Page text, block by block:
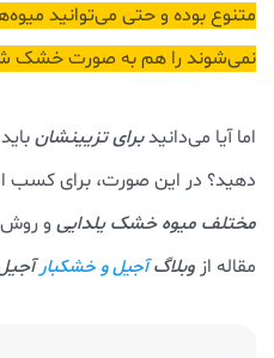
متنوع بوده و حتی می‌توانید
نمی‌شوند را هم به صورت خشک
اما آیا می‌دانیدبرای تزیینشان
دهید؟ در این صورت، برای کسب
مختلف میوه خشک یلدایی و
مقاله از وبلاگآجیل و خشکبار